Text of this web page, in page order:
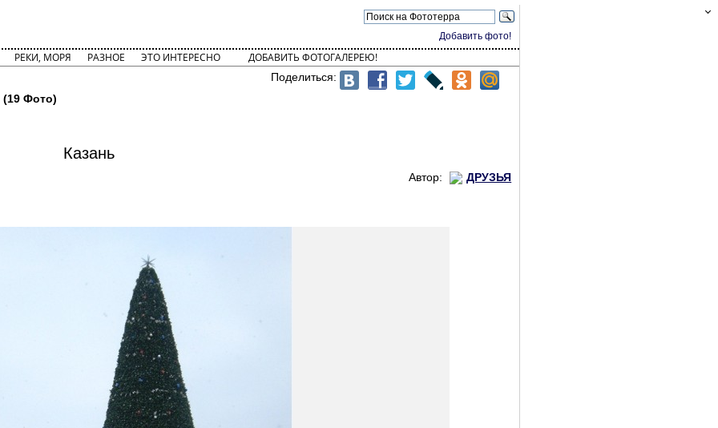
Добавить фото!
РЕКИ, МОРЯ РАЗНОЕ ЭТО ИНТЕРЕСНО ДОБАВИТЬ ФОТОГАЛЕРЕЮ!
Поделиться:
(19 Фото)
Казань
Автор: ДРУЗЬЯ